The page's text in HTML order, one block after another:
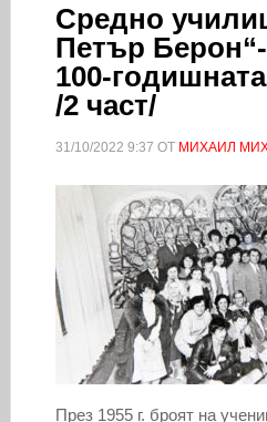
Средно
Петър
100-
/2 част/
31/10/2022 9:37 ОТ МИХАИЛ
През 1955 г. броят на